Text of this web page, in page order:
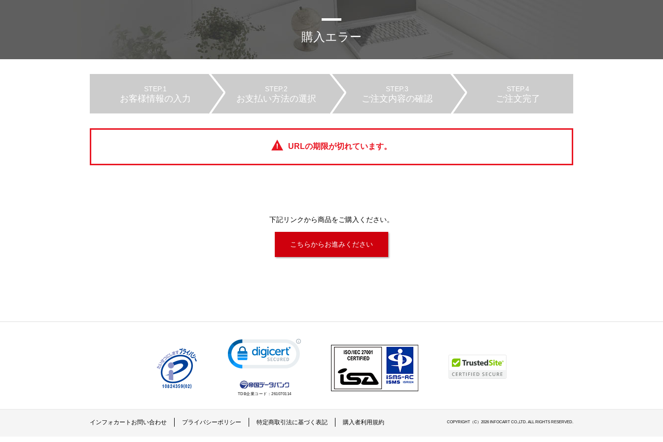
購入エラー
STEP.1
お客様情報の入力
STEP.2
お支払い方法の選択
STEP.3
ご注文内容の確認
STEP.4
ご注文完了
URLの期限が切れています。
下記リンクから商品をご購入ください。
こちらからお進みください
TDB企業コード： 261070114
インフォカートお問い合わせ プライバシーポリシー 特定商取引法に基づく表記 購入者利用規約 COPYRIGHT（C）2026 INFOCART CO.,LTD. ALL RIGHTS RESERVED.